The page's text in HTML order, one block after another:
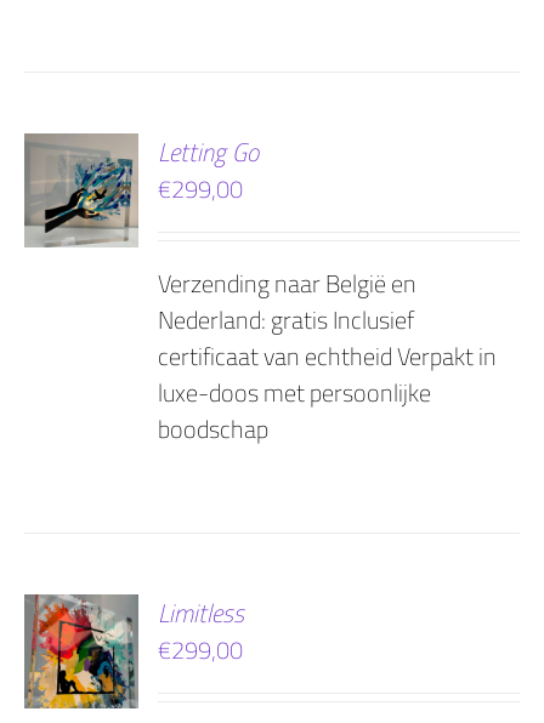
Letting Go
€299,00
Verzending naar België en
Nederland: gratis Inclusief
certificaat van echtheid Verpakt in
luxe-doos met persoonlijke
boodschap
Limitless
€299,00